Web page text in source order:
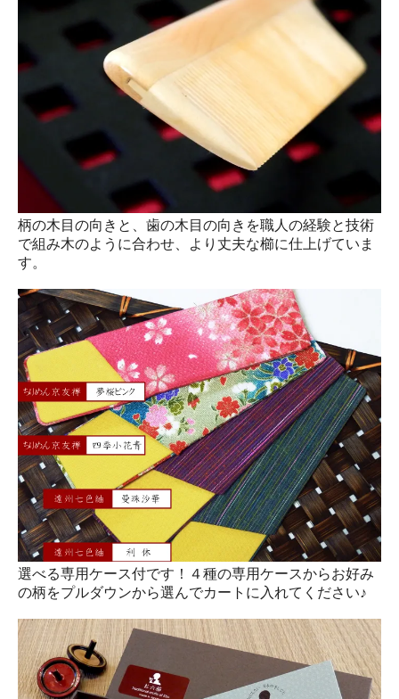
柄の木目の向きと、歯の木目の向きを職人の経験と技術
で組み木のように合わせ、より丈夫な櫛に仕上げていま
す。
選べる専用ケース付です！４種の専用ケースからお好み
の柄をプルダウンから選んでカートに入れてください♪